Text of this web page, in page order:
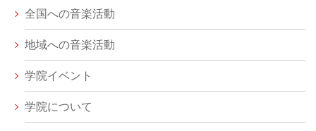
全国への音楽活動
地域への音楽活動
学院イベント
学院について